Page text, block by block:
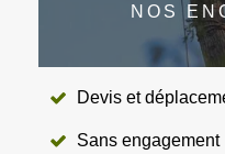
NOS
Devis et
Sans engagement